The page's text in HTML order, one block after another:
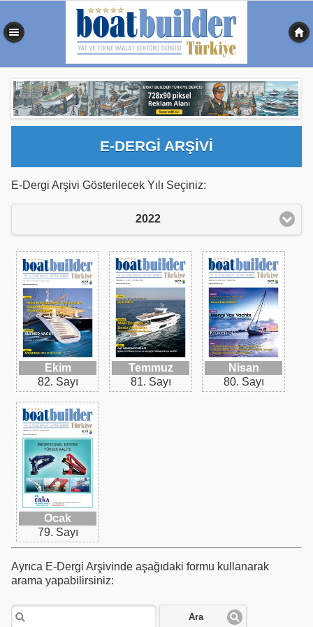
E-DERGİ ARŞİVİ
E-Dergi Arşivi Gösterilecek Yılı Seçiniz:
2022
Ekim
82. Sayı
Temmuz
81. Sayı
Nisan
80. Sayı
Ocak
79. Sayı
Ayrıca E-Dergi Arşivinde aşağıdaki formu kullanarak
arama yapabilirsiniz:
Ara
0,492 sn